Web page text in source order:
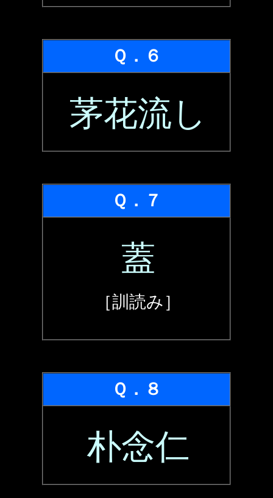
Ｑ．６
茅花流し
Ｑ．７
蓋
［訓読み］
Ｑ．８
朴念仁